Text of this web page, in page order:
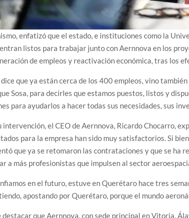
enfatizó que el estado, e instituciones como la
listos para trabajar junto con Aernnova en los
de empleos y reactivación económica, tras los
dice que ya están cerca de los 400 empleos, vino
Sosa, para decirles que estamos puestos, listos y
para ayudarlos a hacer todas sus necesidades, sus
intervención, el CEO de Aernnova, Ricardo Chocarro,
para la empresa han sido muy satisfactorios. Si
que ya se retomaron las contrataciones y que se ha
a más profesionistas que impulsen al sector
en el futuro, estuve en Querétaro hace tres
apostando por Querétaro, porque el mundo
destacar que Aernnova, con sede principal en Vitoria,